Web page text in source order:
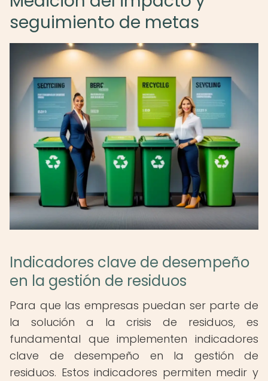
seguimiento de metas
Indicadores clave de desempeño
en la gestión de residuos
Para que las empresas puedan ser parte de
la solución a la crisis de residuos, es
fundamental que implementen indicadores
clave de desempeño en la gestión de
residuos. Estos indicadores permiten medir y